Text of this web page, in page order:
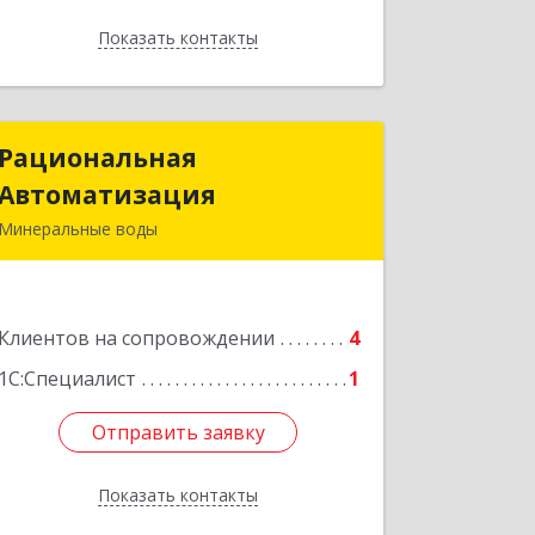
Показать контакты
Назад
Рациональная
Минеральные воды
Клиентов на сопровождении
4
1С:Специалист
1
Отправить заявку
Показать контакты
Рациональная
Автоматизация
домовладение № 9, корпус 1
Отправить заявку
Назад